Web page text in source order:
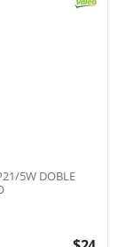
5W DOBLE